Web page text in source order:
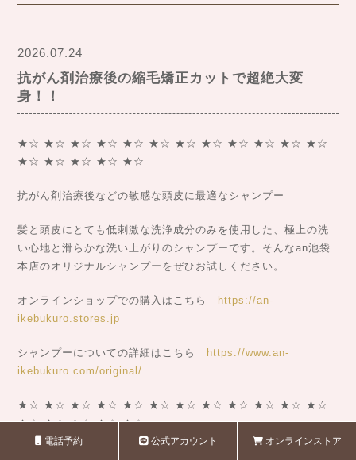
電話予約 公式アカウント オンラインストア
2026.07.24
抗がん剤治療後の縮毛矯正カットで超絶大変
身！！
★☆ ★☆ ★☆ ★☆ ★☆ ★☆ ★☆ ★☆ ★☆ ★☆ ★☆ ★☆
★☆ ★☆ ★☆ ★☆ ★☆
抗がん剤治療後などの敏感な頭皮に最適なシャンプー
髪と頭皮にとても低刺激な洗浄成分のみを使用した、極上の洗
い心地と滑らかな洗い上がりのシャンプーです。そんなan池袋
本店のオリジナルシャンプーをぜひお試しください。
オンラインショップでの購入はこちら
https://an-
ikebukuro.stores.jp
シャンプーについての詳細はこちら
https://www.an-
ikebukuro.com/original/
★☆ ★☆ ★☆ ★☆ ★☆ ★☆ ★☆ ★☆ ★☆ ★☆ ★☆ ★☆
★☆ ★☆ ★☆ ★☆ ★☆